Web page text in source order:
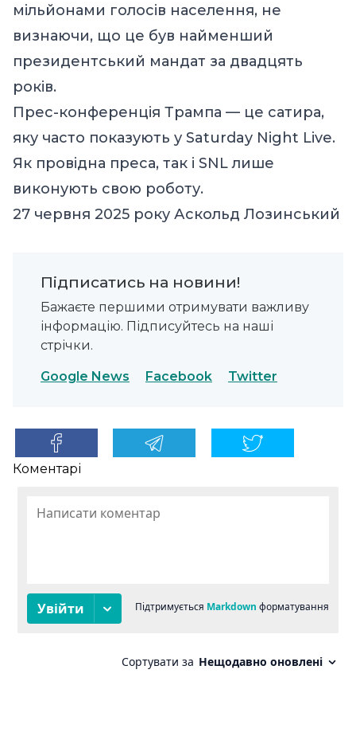
мільйонами голосів населення, не
визнаючи, що це був найменший
президентський мандат за двадцять
років.
Прес-конференція Трампа — це сатира,
яку часто показують у Saturday Night Live.
Як провідна преса, так і SNL лише
виконують свою роботу.
27 червня 2025 року Аскольд Лозинський
Підписатись на новини!
Бажаєте першими отримувати важливу
інформацію. Підписуйтесь на наші
стрічки.
Google News Facebook Twitter
Коментарі